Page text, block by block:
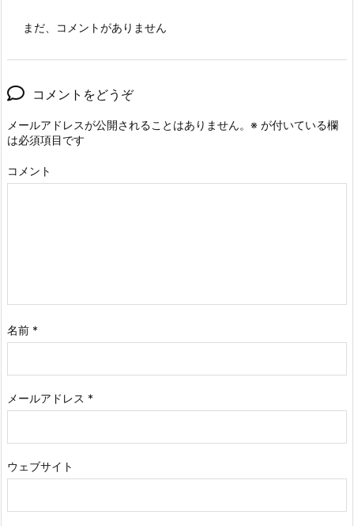
まだ、コメントがありません
コメントをどうぞ
メールアドレスが公開されることはありません。 ※ が付いている欄
は必須項目です
コメント
名前 *
メールアドレス *
ウェブサイト